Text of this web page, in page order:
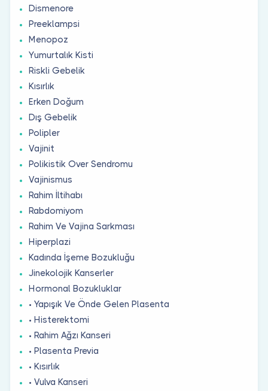
Dismenore
Preeklampsi
Menopoz
Yumurtalık Kisti
Riskli Gebelik
Kısırlık
Erken Doğum
Dış Gebelik
Polipler
Vajinit
Polikistik Over Sendromu
Vajinismus
Rahim İltihabı
Rabdomiyom
Rahim Ve Vajina Sarkması
Hiperplazi
Kadında İşeme Bozukluğu
Jinekolojik Kanserler
Hormonal Bozukluklar
• Yapışık Ve Önde Gelen Plasenta
• Histerektomi
• Rahim Ağzı Kanseri
• Plasenta Previa
• Kısırlık
• Vulva Kanseri